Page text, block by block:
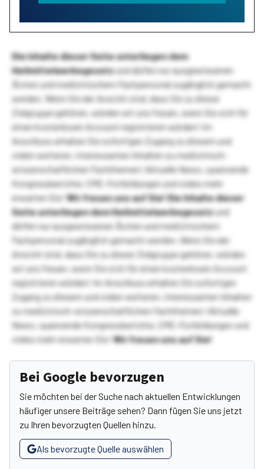
Die Inhalte dieser Seite unterliegen dem
Heilmittelwerbegesetzund dürfen nur ausgewiesenen
Ärzten und medizinischem Fachpersonal zugänglich gemacht
werden. Wenn Sie der Ansicht sind, dass Sie zu dieser
Zielgruppe gehören, würden wir uns freuen, wenn Sie sich für
einen kostenlosen Account registrieren würden! Im
Anschluss erhalten Sie sofortigen Zugang zu diesem und
vielen weiteren, interessanten Inhalten zu medizinisch-
wissenschaftlichen Fachthemen! Aktuelle News, spannende
Kongressberichte, CME-Fortbildungen und vieles mehr
erwarten Sie!Wir freuen uns auf Sie!Die Inhalte dieser
Seite unterliegen dem Heilmittelwerbegesetzund
dürfen nur ausgewiesenen Ärzten und medizinischem
Fachpersonal zugänglich gemacht werden. Wenn Sie der
Ansicht sind, dass Sie zu dieser Zielgruppe gehören, würden
wir uns freuen, wenn Sie sich für einen kostenlosen Account
registrieren würden! Im Anschluss erhalten Sie sofortigen
Zugang zu diesem und vielen weiteren, interessanten Inhalten
zu medizinisch-wissenschaftlichen Fachthemen! Aktuelle
News, spannende Kongressberichte, CME-Fortbildungen und
vieles mehr erwarten Sie!Wir freuen uns auf Sie!
Bei Google bevorzugen
Sie möchten bei der Suche nach aktuellen Entwicklungen
häufiger unsere Beiträge sehen? Dann fügen Sie uns jetzt
zu Ihren bevorzugten Quellen hinzu.
Als bevorzugte Quelle auswählen